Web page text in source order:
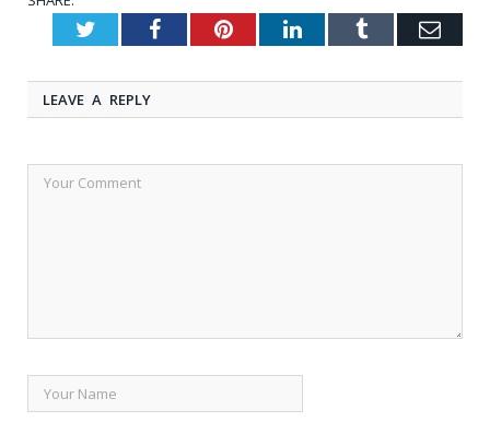
TwitterFacebookPinterestLinkedInTumblr
LEAVE A REPLY